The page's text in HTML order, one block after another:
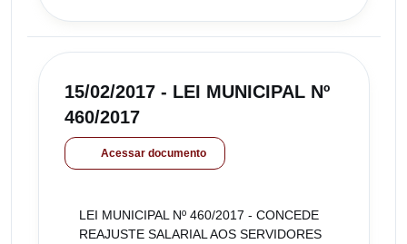
15/02/2017 - LEI MUNICIPAL Nº
460/2017
Acessar documento
LEI MUNICIPAL Nº 460/2017 - CONCEDE
REAJUSTE SALARIAL AOS SERVIDORES